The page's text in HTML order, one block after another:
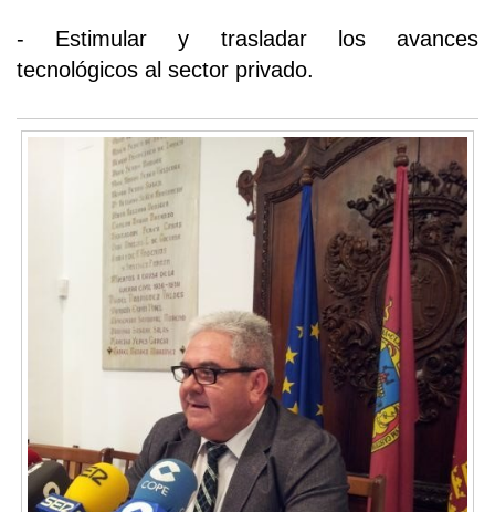
- Estimular y trasladar los avances
tecnológicos al sector privado.